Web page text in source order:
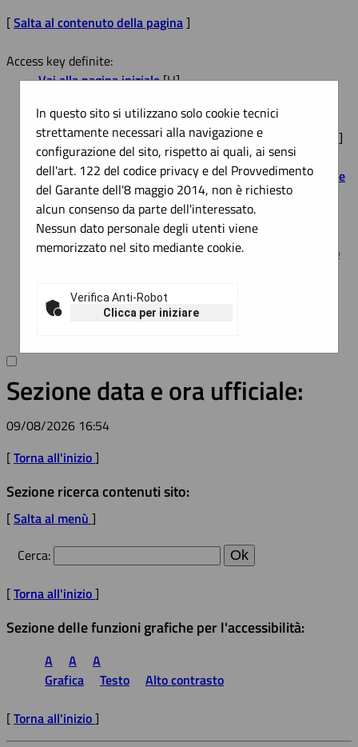
[Salta al contenuto della pagina]
Access key definite:
Vai alla pagina iniziale[H]
Vai alla mappa del sito[Y]
Passa al testo con caratteri di dimensione standard
[N]
Passa al testo con caratteri di dimensione grande
Passa al testo con caratteri di dimensione molto grande
[V]
Passa alla visualizzazione grafica[G]
Passa alla visualizzazione solo testo[T]
Passa alla visualizzazione in alto contrasto e solo testo
Salta alla ricerca di contenuti
Salta al menù[1]
Sezione data e ora ufficiale:
09/08/2026 16:54
[Torna all'inizio]
Sezione ricerca contenuti sito:
[Salta al menù ]
Cerca:
[Torna all'inizio]
Sezione delle funzioni grafiche per l'accessibilità:
A A
A
Grafica
Testo
Alto contrasto
[Torna all'inizio]
In questo sito si utilizzano solo cookie tecnici
strettamente necessari alla navigazione e
configurazione del sito, rispetto ai quali, ai sensi
dell'art. 122 del codice privacy e del Provvedimento
del Garante dell'8 maggio 2014, non è richiesto
alcun consenso da parte dell'interessato.
Nessun dato personale degli utenti viene
memorizzato nel sito mediante cookie.
Verifica Anti-Robot
Clicca per iniziare